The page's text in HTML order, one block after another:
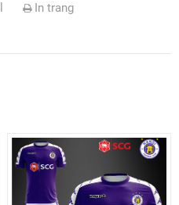
In trang